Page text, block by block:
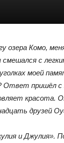
озера Комо,
с
моей
пришёл с
красота.
друзей
и Джулия».